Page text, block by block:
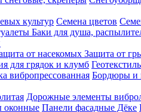
культур Семена цветов
Баки для душа,
от насекомых Защита от
для грядок и клумб Геотекстиль
вибропрессованная Бордюры и
Дорожные элементы
оконные Панели фасадные Дёке